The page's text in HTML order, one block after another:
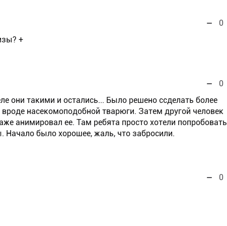
0
+
0
они такими и остались... Было решено ссделать более
насекомоподобной тварюги. Затем другой человек
анимировал ее. Там ребята просто хотели попробовать
Начало было хорошее, жаль, что забросили.
0